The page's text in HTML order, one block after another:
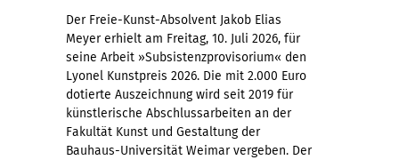
Der Freie-Kunst-Absolvent Jakob Elias
Meyer erhielt am Freitag, 10. Juli 2026, für
seine Arbeit »Subsistenzprovisorium« den
Lyonel Kunstpreis 2026. Die mit 2.000 Euro
dotierte Auszeichnung wird seit 2019 für
künstlerische Abschlussarbeiten an der
Fakultät Kunst und Gestaltung der
Bauhaus-Universität Weimar vergeben. Der